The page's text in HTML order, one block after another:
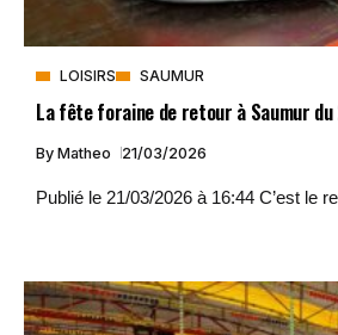
LOISIRS SAUMUR
La fête foraine de retour à Saumur
By Matheo 21/03/2026
Publié le 21/03/2026 à 16:44 C’est le